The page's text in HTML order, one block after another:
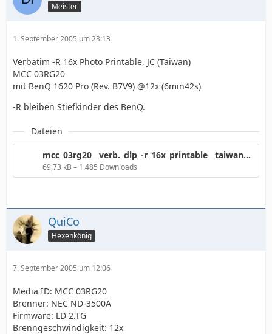
Meister
1. September 2005 um 23:13
Verbatim -R 16x Photo Printable, JC (Taiwan)
MCC 03RG20
mit BenQ 1620 Pro (Rev. B7V9) @12x (6min42s)
-R bleiben Stiefkinder des BenQ.
Dateien
mcc_03rg20__verb._dlp_-r_16x_printable__taiwan__waldb_hne___12x_123.gif
69,73 kB – 1.485 Downloads
QuiCo
Hexenkönig
7. September 2005 um 12:06
Media ID: MCC 03RG20
Brenner: NEC ND-3500A
Firmware: LD 2.TG
Brenngeschwindigkeit: 12x